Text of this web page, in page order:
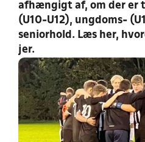
afhængigt af, om der er
(U10-U12), ungdoms-
seniorhold. Læs her,
jer.